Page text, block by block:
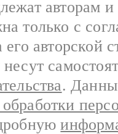
авторам
только с
авторской
.